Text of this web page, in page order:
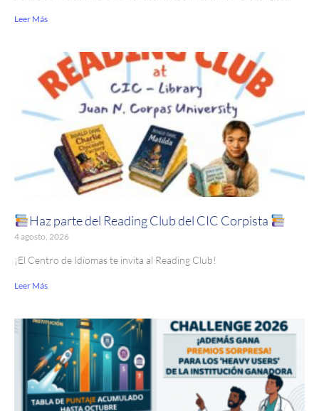
Leer Más
Haz parte del Reading Club del CIC Corpista
4 agosto, 2026
¡El Centro de Idiomas te invita al Reading Club!
Leer Más